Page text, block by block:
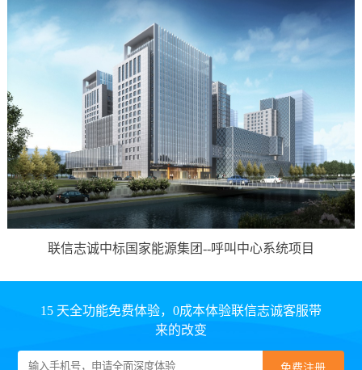
联信志诚中标国家能源集团--呼叫中心系统项目
15 天全功能免费体验，0成本体验联信志诚客服带
来的改变